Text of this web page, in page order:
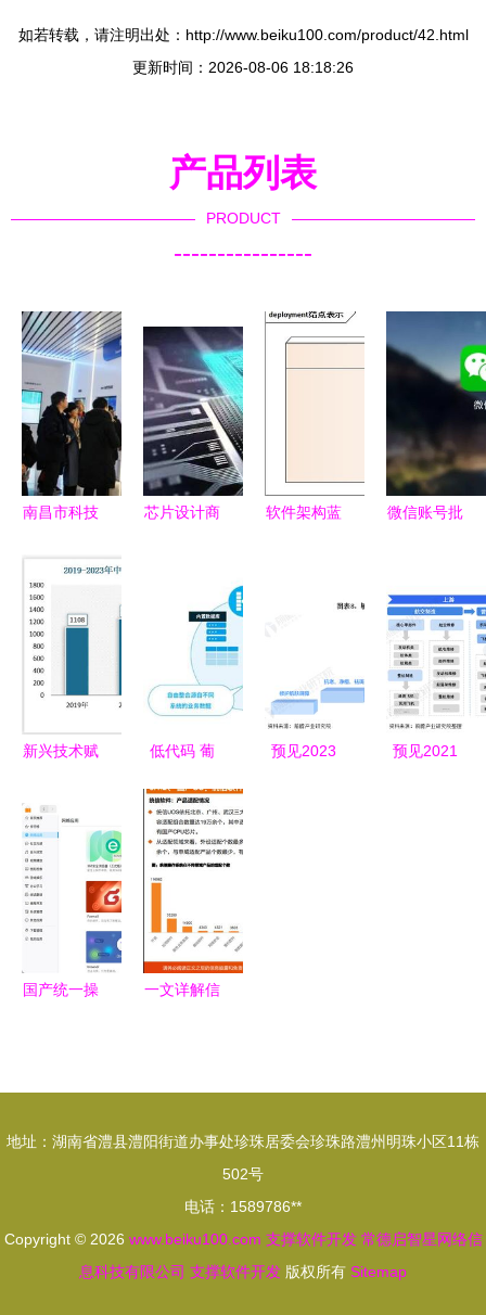
如若转载，请注明出处：http://www.beiku100.com/product/42.html
更新时间：2026-08-06 18:18:26
产品列表
PRODUCT
----------------
南昌市科技
端伟一行莅
临百胜智能
视察指导，
共话软件开
发新篇章
芯片设计商
制 为什么
设计图纸难
以被窃取
软件架构蓝
方法与在软
支撑作用
微信账号批
规软件开发
工具成罪魁
祸首
新兴技术赋
新成为我国
互联网软件
开发行业发
展的核心引
低代码 葡
发者的嬗变
与持恒
预见2023
预见2021
国产统一操
件开发注入
一文详解信
撑体系
地址：湖南省澧县澧阳街道办事处珍珠居委会珍珠路澧州明珠小区11栋
502号
电话：1589786**
Copyright © 2026 www.beiku100.com 支撑软件开发 常德启智星网络信
息科技有限公司 支撑软件开发 版权所有 Sitemap